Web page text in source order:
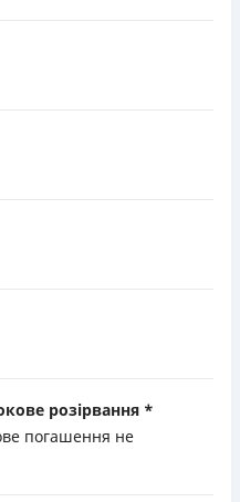
розірвання *
погашення не